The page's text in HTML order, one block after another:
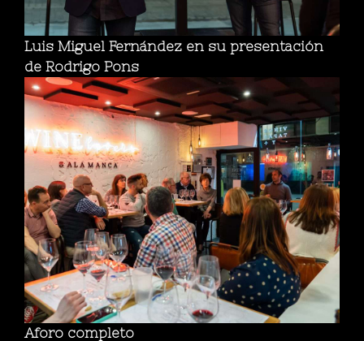
Luis Miguel Fernández en su presentación
de Rodrigo Pons
Aforo completo